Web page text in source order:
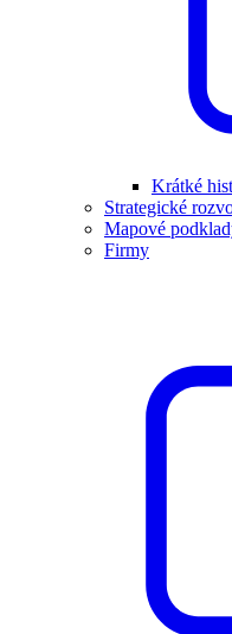
Krátké
Strategické
Mapové
Firmy